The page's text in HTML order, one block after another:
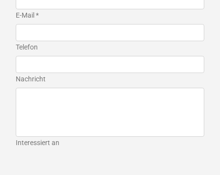
E-Mail *
Telefon
Nachricht
Interessiert an